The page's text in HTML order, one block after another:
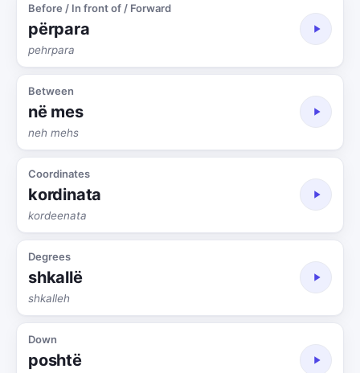
Before / In front of / Forward
përpara
pehrpara
Between
në mes
neh mehs
Coordinates
kordinata
kordeenata
Degrees
shkallë
shkalleh
Down
poshtë